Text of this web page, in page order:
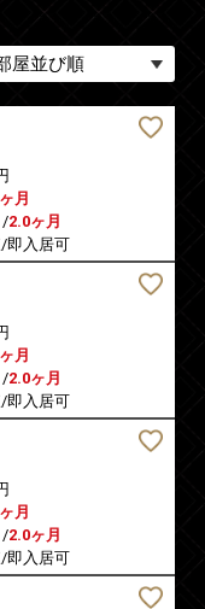
月
/2.0ヶ月
即入居可
月
/2.0ヶ月
即入居可
月
/2.0ヶ月
即入居可